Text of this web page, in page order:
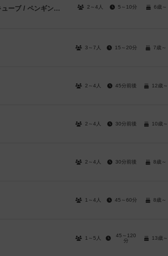
クラッシュアイスゲーム / バランスアイスキューブ / ペンギントラップ 2～4人 5～10分 6歳～
3～7人 15～20分 7歳～
2～4人 45分前後 12歳～
2～4人 30分前後 10歳～
2～4人 30分前後 8歳～
1～4人 45～60分 8歳～
1～5人
45～120
分
13歳～